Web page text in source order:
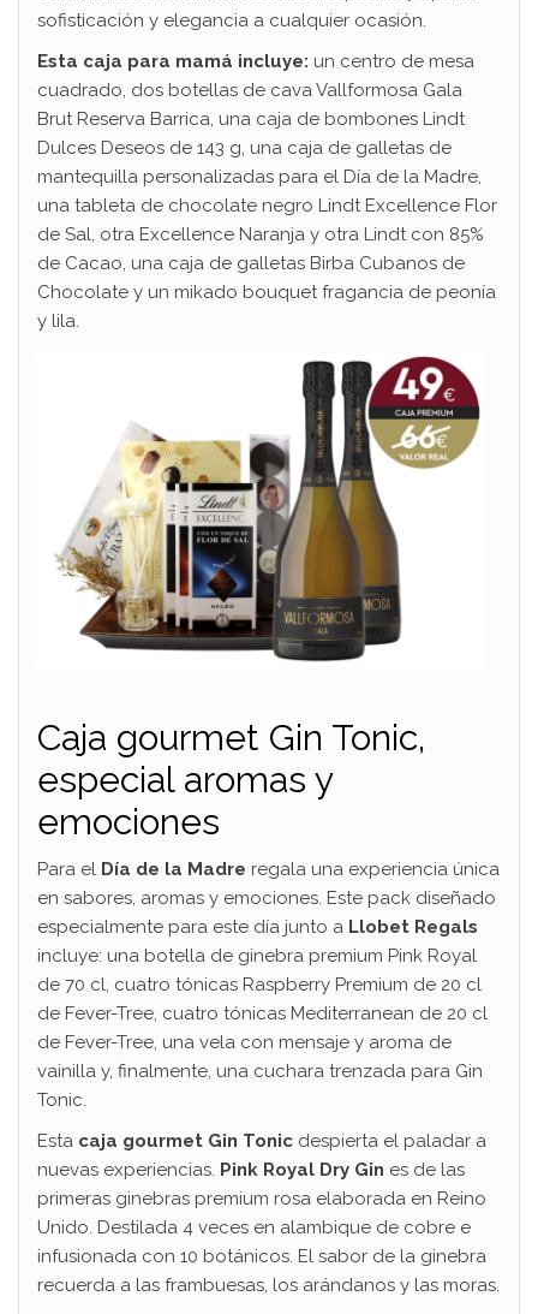
sofisticación y elegancia a cualquier ocasión.
Esta caja para mamá incluye: un centro de mesa
cuadrado, dos botellas de cava Vallformosa Gala
Brut Reserva Barrica, una caja de bombones Lindt
Dulces Deseos de 143 g, una caja de galletas de
mantequilla personalizadas para el Día de la Madre,
una tableta de chocolate negro Lindt Excellence Flor
de Sal, otra Excellence Naranja y otra Lindt con 85%
de Cacao, una caja de galletas Birba Cubanos de
Chocolate y un mikado bouquet fragancia de peonía
y lila.
Caja gourmet Gin Tonic,
especial aromas y
emociones
Para el Día de la Madre regala una experiencia única
en sabores, aromas y emociones. Este pack diseñado
especialmente para este día junto a Llobet Regals
incluye: una botella de ginebra premium Pink Royal
de 70 cl, cuatro tónicas Raspberry Premium de 20 cl
de Fever-Tree, cuatro tónicas Mediterranean de 20 cl
de Fever-Tree, una vela con mensaje y aroma de
vainilla y, finalmente, una cuchara trenzada para Gin
Tonic.
Esta caja gourmet Gin Tonic despierta el paladar a
nuevas experiencias. Pink Royal Dry Gin es de las
primeras ginebras premium rosa elaborada en Reino
Unido. Destilada 4 veces en alambique de cobre e
infusionada con 10 botánicos. El sabor de la ginebra
recuerda a las frambuesas, los arándanos y las moras.